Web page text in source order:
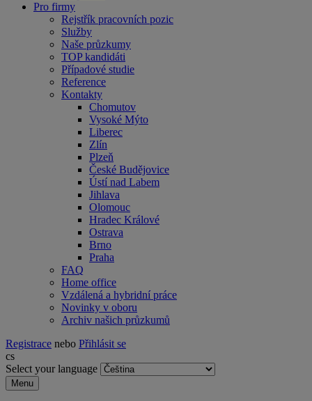
Pro firmy
Rejstřík pracovních pozic
Služby
Naše průzkumy
TOP kandidáti
Případové studie
Reference
Kontakty
Chomutov
Vysoké Mýto
Liberec
Zlín
Plzeň
České Budějovice
Ústí nad Labem
Jihlava
Olomouc
Hradec Králové
Ostrava
Brno
Praha
FAQ
Home office
Vzdálená a hybridní práce
Novinky v oboru
Archiv našich průzkumů
Registrace nebo Přihlásit se
cs
Select your language
Menu